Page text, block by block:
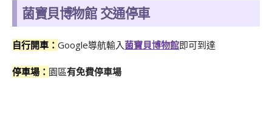
菌寶貝博物館 交通停車
自行開車： Google導航輸入菌寶貝博物館即可到達
停車場： 園區有免費停車場